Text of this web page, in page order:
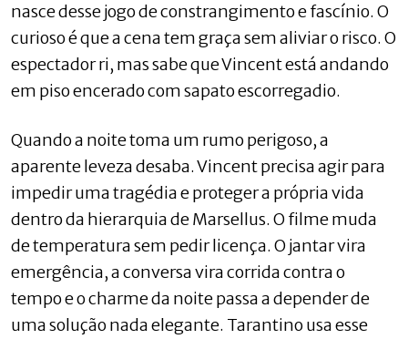
nasce desse jogo de constrangimento e fascínio. O
curioso é que a cena tem graça sem aliviar o risco. O
espectador ri, mas sabe que Vincent está andando
em piso encerado com sapato escorregadio.
Quando a noite toma um rumo perigoso, a
aparente leveza desaba. Vincent precisa agir para
impedir uma tragédia e proteger a própria vida
dentro da hierarquia de Marsellus. O filme muda
de temperatura sem pedir licença. O jantar vira
emergência, a conversa vira corrida contra o
tempo e o charme da noite passa a depender de
uma solução nada elegante. Tarantino usa esse